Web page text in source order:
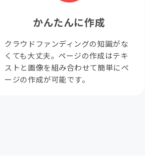
かんたんに作成
クラウドファンディングの知識がな
くても大丈夫。ページの作成はテキ
ストと画像を組み合わせて簡単にペ
ージの作成が可能です。